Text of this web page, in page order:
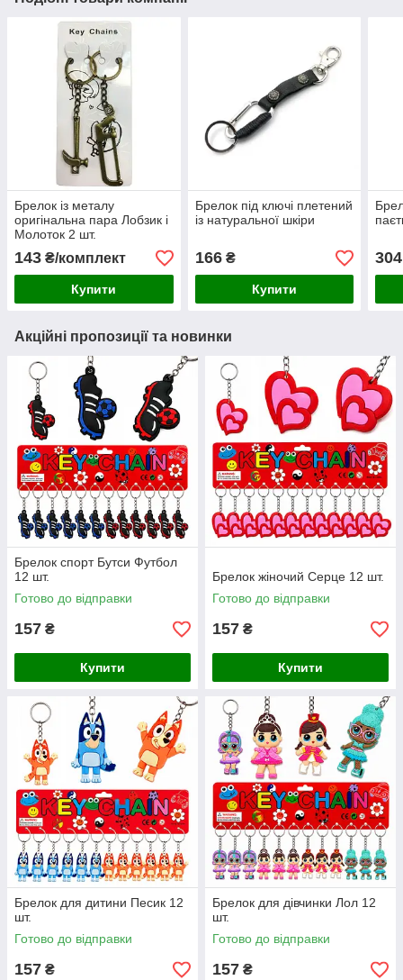
Брелок із металу
оригінальна пара Лобзик і
Молоток 2 шт.
143 ₴/комплект
Купити
Брелок під ключі плетений
із натуральної шкіри
166₴
Купити
304
Акційні пропозиції та новинки
Брелок спорт Бутси Футбол
12 шт.
Готово до відправки
157 ₴
Купити
Брелок жіночий Серце 12 шт.
Готово до відправки
157 ₴
Купити
Брелок для дитини Песик 12
шт.
Готово до відправки
157 ₴
Брелок для дівчинки Лол 12
шт.
Готово до відправки
157 ₴